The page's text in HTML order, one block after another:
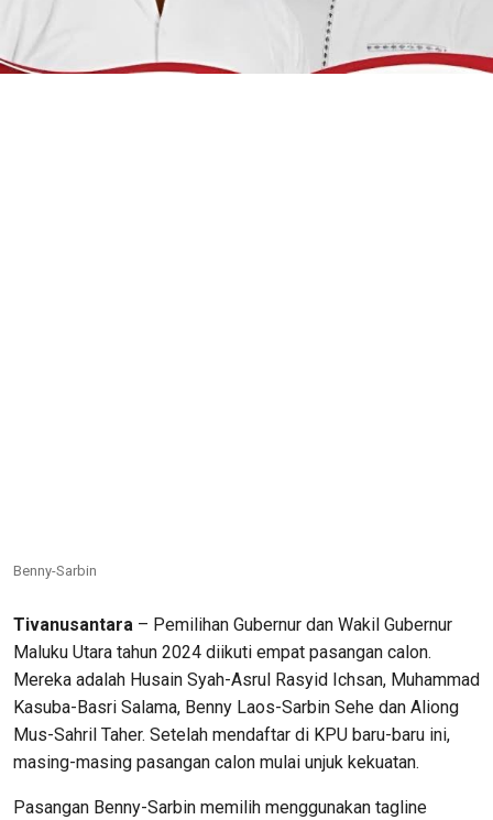
Benny-Sarbin
Tivanusantara – Pemilihan Gubernur dan Wakil Gubernur
Maluku Utara tahun 2024 diikuti empat pasangan calon.
Mereka adalah Husain Syah-Asrul Rasyid Ichsan, Muhammad
Kasuba-Basri Salama, Benny Laos-Sarbin Sehe dan Aliong
Mus-Sahril Taher. Setelah mendaftar di KPU baru-baru ini,
masing-masing pasangan calon mulai unjuk kekuatan.
Pasangan Benny-Sarbin memilih menggunakan tagline